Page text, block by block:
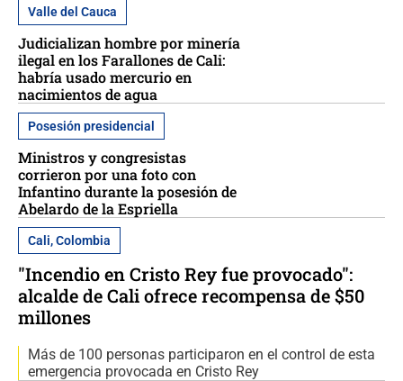
Valle del Cauca
Judicializan hombre por minería
ilegal en los Farallones de Cali:
habría usado mercurio en
nacimientos de agua
Posesión presidencial
Ministros y congresistas
corrieron por una foto con
Infantino durante la posesión de
Abelardo de la Espriella
Cali, Colombia
"Incendio en Cristo Rey fue provocado":
alcalde de Cali ofrece recompensa de $50
millones
Más de 100 personas participaron en el control de esta
emergencia provocada en Cristo Rey